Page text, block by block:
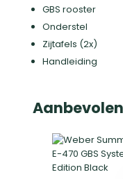
GBS rooster
Onderstel
Zijtafels (2x)
Handleiding